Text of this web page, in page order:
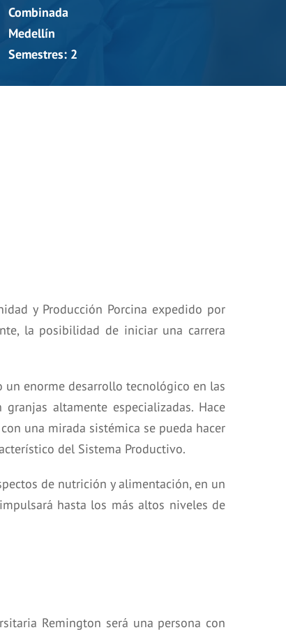
Combinada
Medellín
Semestres: 2
y Producción Porcina expedido por
la posibilidad de iniciar una carrera
un enorme desarrollo tecnológico en las
altamente especializadas. Hace
una mirada sistémica se pueda hacer
del Sistema Productivo.
de nutrición y alimentación, en un
hasta los más altos niveles de
Remington será una persona con